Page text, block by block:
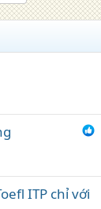
ITP chỉ với